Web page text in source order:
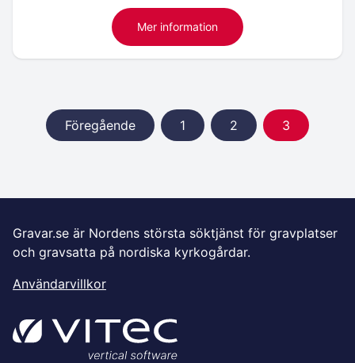
Mer information
Föregående 1 2 3
Gravar.se är Nordens största söktjänst för gravplatser
och gravsatta på nordiska kyrkogårdar.
Användarvillkor